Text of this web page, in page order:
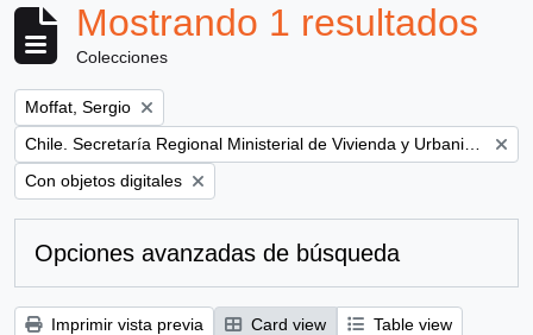
Mostrando 1 resultados
Colecciones
Remove filter:
Moffat, Sergio
Remove filter:
Remove filter:
Con objetos digitales
Opciones avanzadas de búsqueda
Imprimir vista previa Card view
Table view